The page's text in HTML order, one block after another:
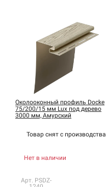
Околооконный профиль Docke
75/200/15 мм Lux под дерево
3000 мм, Амурский
Товар снят с производства
Нет в наличии
Арт. PSDZ-